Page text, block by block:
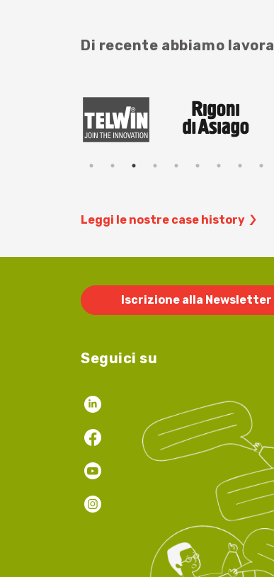
Di recente abbiamo
Leggi le nostre case history
Iscrizione alla Newsletter
Seguici su